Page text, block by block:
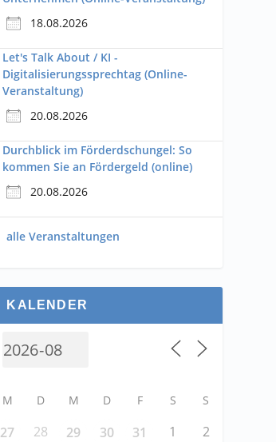
18.08.2026
Let's Talk About / KI -
Digitalisierungssprechtag (Online-
Veranstaltung)
20.08.2026
Durchblick im Förderdschungel: So
kommen Sie an Fördergeld (online)
20.08.2026
alle Veranstaltungen
KALENDER
M D M D F S S
27 28 29 30 31 1
2